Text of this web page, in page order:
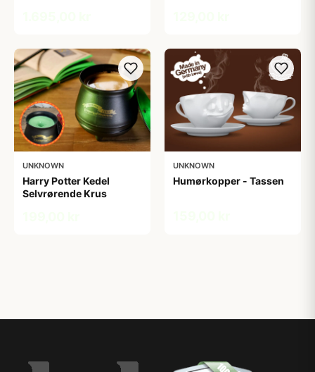
UNKNOWN
Harry Potter Kedel
Selvrørende Krus
UNKNOWN
Humørkopper - Tassen